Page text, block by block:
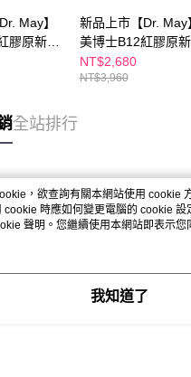
May】
膠原新生
紅外
新品上市【Dr. May
美博士B12紅膠原新
撫紋眼霜(20ml) 紅外
泌紅熨斗眼霜+紅膠
NT$2,680
NT$3,960
全站排行
，欲查詢有關本網站使用 cookie
cookie 時應如何變更電腦的 cookie 設
聲明。您繼續使用本網站即表示
聲明使用 cookie。
我知道了